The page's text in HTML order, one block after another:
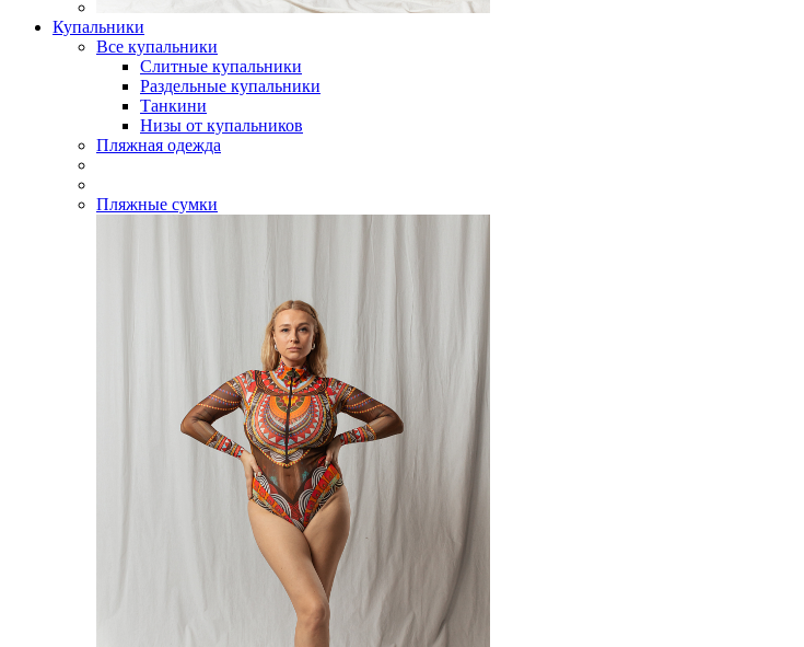
Купальники
Все купальники
Слитные купальники
Раздельные купальники
Танкини
Низы от купальников
Пляжная одежда
Пляжные сумки